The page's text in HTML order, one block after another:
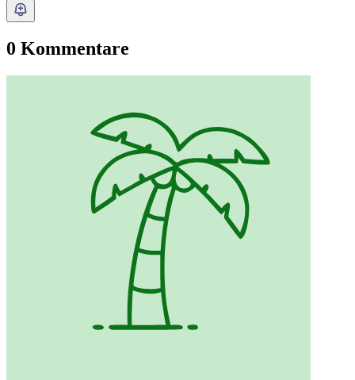
0 Kommentare